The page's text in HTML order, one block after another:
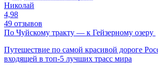
Николай
4,98
49 отзывов
По Чуйскому тракту — к Гейзерному озеру
Путешествие по самой красивой дороге
входящей в топ-5 лучших трасс мира